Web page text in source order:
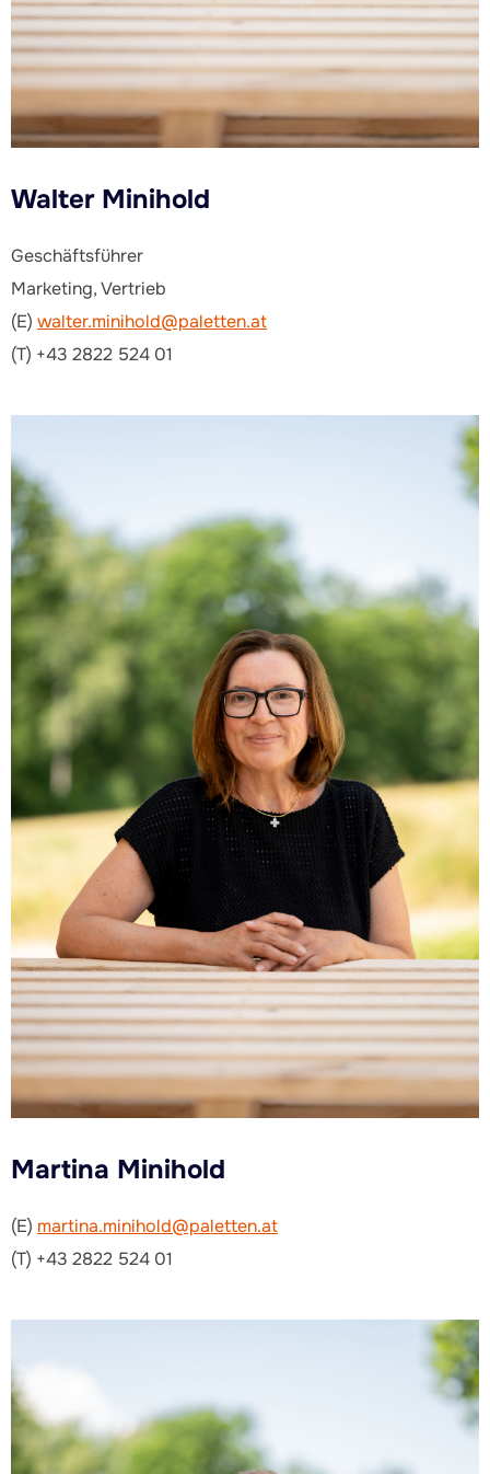
Walter Minihold
Geschäftsführer
Marketing, Vertrieb
(E) walter.minihold@paletten.at
(T) +43 2822 524 01
Martina Minihold
(E) martina.minihold@paletten.at
(T) +43 2822 524 01